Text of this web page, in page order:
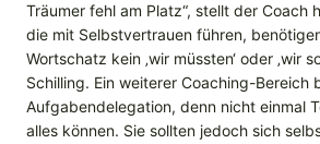
Träumer fehl am Platz“, stellt der Coach
die mit Selbstvertrauen führen,
Wortschatz kein ‚wir müssten‘ oder ‚wir
Schilling. Ein weiterer Coaching-Bereich
Aufgabendelegation, denn nicht einmal
alles können. Sie sollten jedoch sich